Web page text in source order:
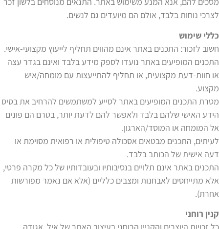
לצרכי נוחות בלבד, אולם הם מיועדים גם לנשים.
כללי שימוש
חשוב לזכור: התכנים באתר אינם מהווים תחליף לייעוץ מקצועי-אישי.
התכנים המופיעים באתר נועדו לספק מידע בלבד ואינם בגדר עצה
או חוות-דעת מקצועית, או תחליף להתייעצות עם מומחה/איש
מקצוע.
מטרת התכנים המופיעים באתר לסייע למשתמשים להרחיב את בסיס
הידע האישי שלהם בלבד ולאפשר להם לדעת יותר, בטרם הם פונים
אל המומחה או המוסד/הארגון.
לעיתים, התכנים מבטאים אסכולה טיפולית או רפואית מסוימת או
דעה אישית של הכותב בלבד.
התכנים באתר אינם תלויים בנסיבותיו ובעובדותיו של כל מקרה פרטי,
אלא מתייחסים לאבחנות ומצבים כלליים (אלא אם נאמר מפורשות
אחרת).
קנין רוחני